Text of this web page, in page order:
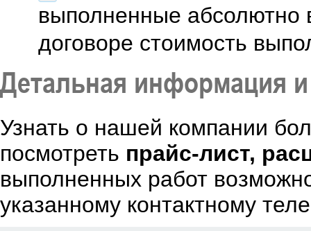
выполненные абсолютно
договоре стоимость
Детальная информация
Узнать о нашей компании
посмотреть прайс-лист,
выполненных работ
указанному контактному